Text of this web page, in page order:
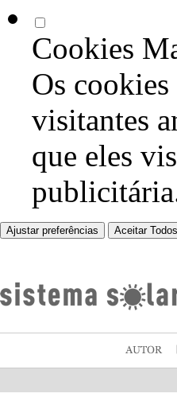
Cookies
Os cookies
visitantes
que eles
Ajustar preferências Aceitar Todos